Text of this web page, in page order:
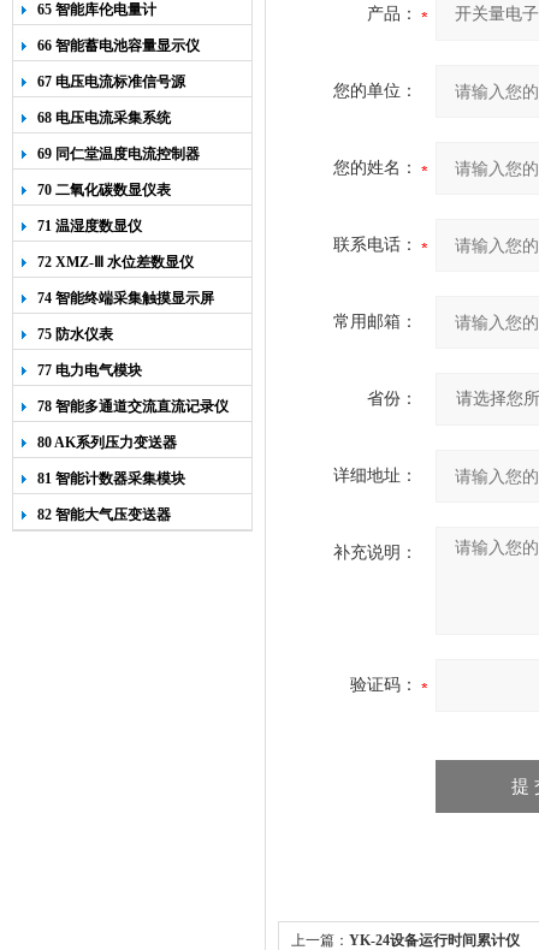
65 智能库伦电量计
66 智能蓄电池容量显示仪
67 电压电流标准信号源
68 电压电流采集系统
69 同仁堂温度电流控制器
70 二氧化碳数显仪表
71 温湿度数显仪
72 XMZ-Ⅲ 水位差数显仪
74 智能终端采集触摸显示屏
75 防水仪表
77 电力电气模块
78 智能多通道交流直流记录仪
80 AK系列压力变送器
81 智能计数器采集模块
82 智能大气压变送器
产品：
您的单位：
您的姓名：
联系电话：
常用邮箱：
省份：
详细地址：
补充说明：
验证码：
上一篇： YK-24设备运行时间累计仪